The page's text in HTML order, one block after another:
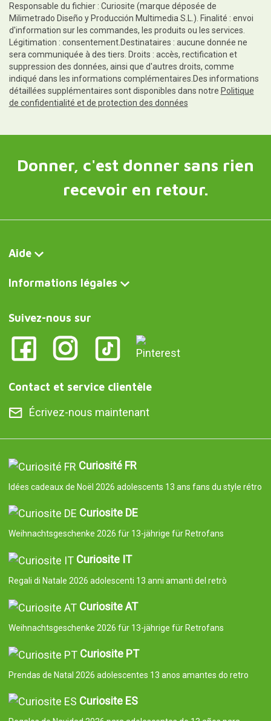
Responsable du fichier : Curiosite (marque déposée de
Milimetrado Diseño y Producción Multimedia S.L.). Finalité : envoi
d'information sur les commandes, les produits ou les services.
Légitimation : consentement.Destinataires : aucune donnée ne
sera communiquée à des tiers. Droits : accès, rectification et
suppression des données, ainsi que d'autres droits, comme
indiqué dans les informations complémentaires.Des informations
détaillées supplémentaires sont disponibles dans notre Politique
de confidentialité et de protection des données
Donner, c'est donner sans rien
recevoir en retour.
Aide
Informations légales
Suivez-nous sur
Contact et service clientèle
Écrivez-nous maintenant
Curiosité FR
Idées cadeaux de Noël 2026 adolescents 13 ans fans du style rétro
Curiosite DE
Weihnachtsgeschenke 2026 für 13-jährige für Retrofans
Curiosite IT
Regali di Natale 2026 adolescenti 13 anni amanti del retrò
Curiosite AT
Weihnachtsgeschenke 2026 für 13-jährige für Retrofans
Curiosite PT
Prendas de Natal 2026 adolescentes 13 anos amantes do retro
Curiosite ES